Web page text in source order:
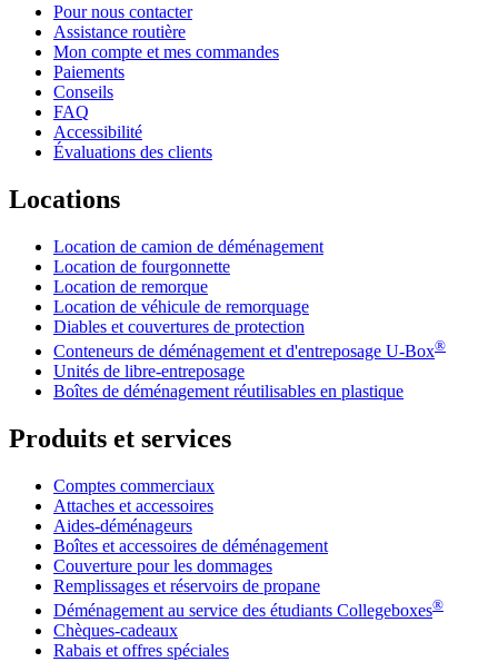
Pour nous contacter
Assistance routière
Mon compte et mes commandes
Paiements
Conseils
FAQ
Accessibilité
Évaluations des clients
Locations
Location de camion de déménagement
Location de fourgonnette
Location de remorque
Location de véhicule de remorquage
Diables et couvertures de protection
Conteneurs de déménagement et d'entreposage U-Box®
Unités de libre-entreposage
Boîtes de déménagement réutilisables en plastique
Produits et services
Comptes commerciaux
Attaches et accessoires
Aides-déménageurs
Boîtes et accessoires de déménagement
Couverture pour les dommages
Remplissages et réservoirs de propane
Déménagement au service des étudiants Collegeboxes®
Chèques-cadeaux
Rabais et offres spéciales